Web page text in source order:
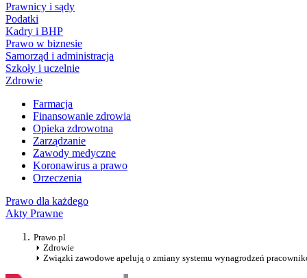
Prawnicy i sądy
Podatki
Kadry i BHP
Prawo w biznesie
Samorząd i administracja
Szkoły i uczelnie
Zdrowie
Farmacja
Finansowanie zdrowia
Opieka zdrowotna
Zarządzanie
Zawody medyczne
Koronawirus a prawo
Orzeczenia
Prawo dla każdego
Akty Prawne
Prawo.pl
Zdrowie
Związki zawodowe apelują o zmiany systemu wynagrodzeń